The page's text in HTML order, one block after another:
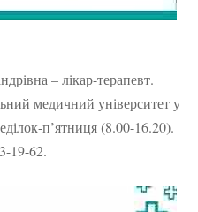
– лікар-терапевт.
медичний університет у
п’ятниця (8.00-16.20).
19-62.